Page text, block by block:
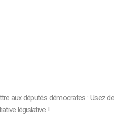
aux députés démocrates : Usez de
législative !